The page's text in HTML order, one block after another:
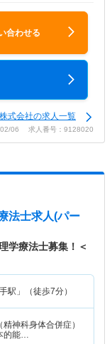
合わせる
式会社の求人一覧
02/06 求人番号：9128020
法士求人(パー
学療法士募集！＜
駅」（徒歩7分）
神科身体合併症）
的能…